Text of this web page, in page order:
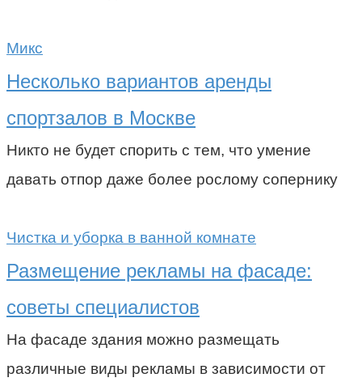
Микс
Несколько вариантов аренды
спортзалов в Москве
Никто не будет спорить с тем, что умение
давать отпор даже более рослому сопернику
Чистка и уборка в ванной комнате
Размещение рекламы на фасаде:
советы специалистов
На фасаде здания можно размещать
различные виды рекламы в зависимости от